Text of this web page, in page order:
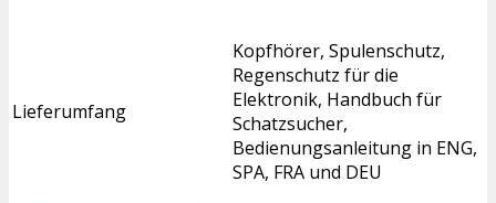
Lieferumfang
Kopfhörer, Spulenschutz,
Regenschutz für die
Elektronik, Handbuch für
Schatzsucher,
Bedienungsanleitung in ENG,
SPA, FRA und DEU